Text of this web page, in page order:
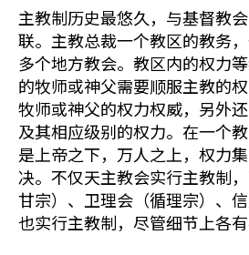
主教制历史最悠久，与基督教
联。主教总裁一个教区的教务
多个地方教会。教区内的权力
的牧师或神父需要顺服主教的
牧师或神父的权力权威，另外
及其相应级别的权力。在一个
是上帝之下，万人之上，权力
决。不仅天主教会实行主教制
甘宗）、卫理会（循理宗）、信
也实行主教制，尽管细节上各有